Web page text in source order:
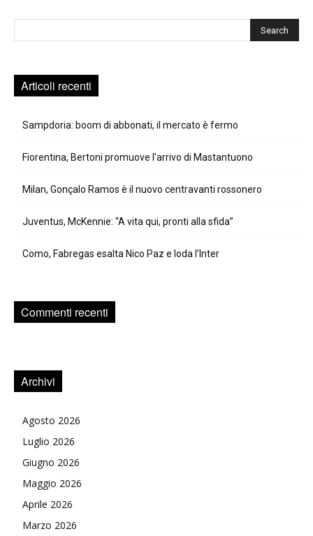
Articoli recenti
Sampdoria: boom di abbonati, il mercato è fermo
Fiorentina, Bertoni promuove l’arrivo di Mastantuono
Milan, Gonçalo Ramos è il nuovo centravanti rossonero
Juventus, McKennie: “A vita qui, pronti alla sfida”
Como, Fabregas esalta Nico Paz e loda l’Inter
Commenti recenti
Archivi
Agosto 2026
Luglio 2026
Giugno 2026
Maggio 2026
Aprile 2026
Marzo 2026